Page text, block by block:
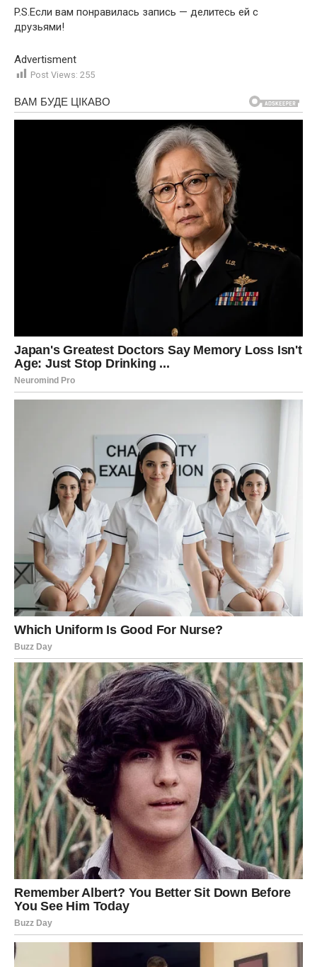
P.S.Если вам понравилась запись — делитесь ей с
друзьями!
Advertisment
Post Views: 255